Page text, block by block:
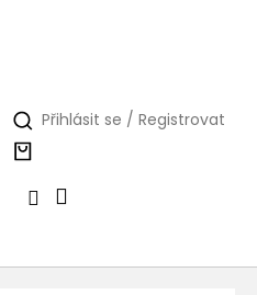
Přihlásit se / Registrovat